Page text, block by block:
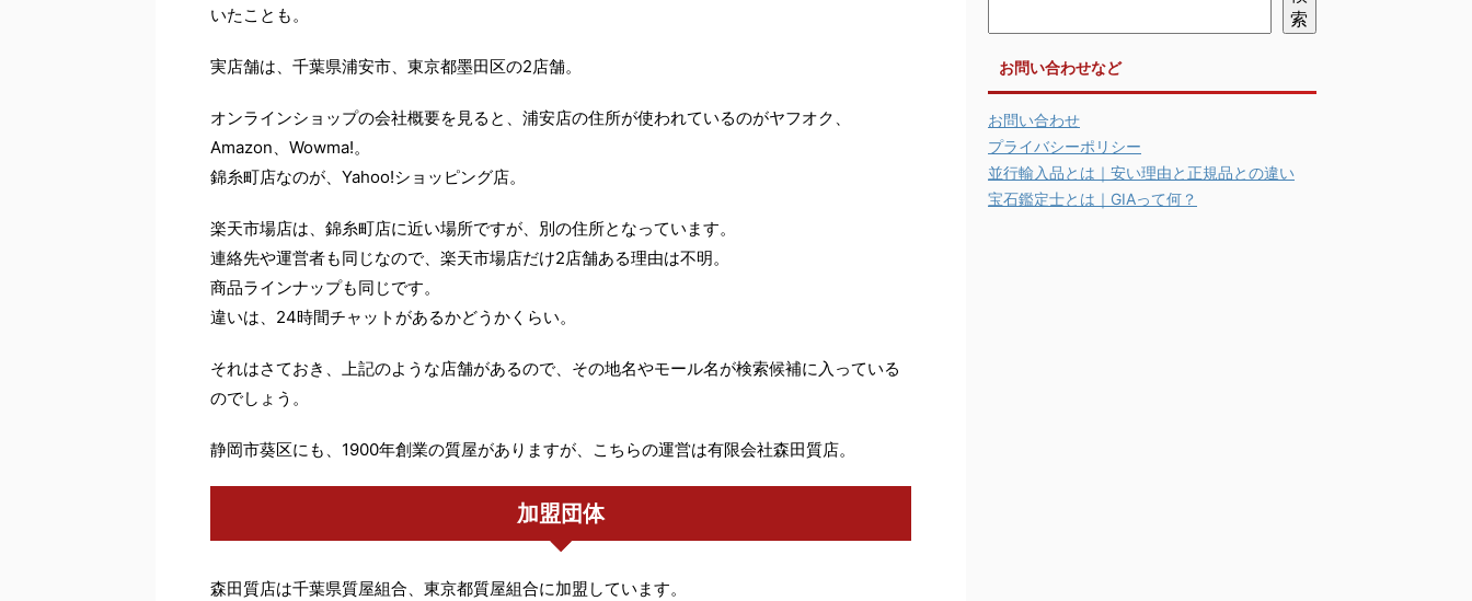
いたことも。
実店舗は、千葉県浦安市、東京都墨田区の2店舗。
オンラインショップの会社概要を見ると、浦安店の住所が使われているのがヤフオク、
Amazon、Wowma!。
錦糸町店なのが、Yahoo!ショッピング店。
楽天市場店は、錦糸町店に近い場所ですが、別の住所となっています。
連絡先や運営者も同じなので、楽天市場店だけ2店舗ある理由は不明。
商品ラインナップも同じです。
違いは、24時間チャットがあるかどうかくらい。
それはさておき、上記のような店舗があるので、その地名やモール名が検索候補に入っている
のでしょう。
静岡市葵区にも、1900年創業の質屋がありますが、こちらの運営は有限会社森田質店。
加盟団体
森田質店は千葉県質屋組合、東京都質屋組合に加盟しています。
索
お問い合わせなど
お問い合わせ
プライバシーポリシー
並行輸入品とは｜安い理由と正規品との違い
宝石鑑定士とは｜GIAって何？